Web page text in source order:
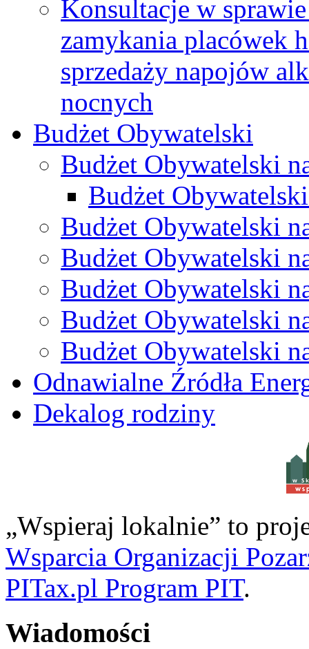
Konsultacje w
zamykania placówek
sprzedaży napojów
nocnych
Budżet Obywatelski
Budżet Obywatelski
Budżet
Budżet Obywatelski
Budżet Obywatelski
Budżet Obywatelski
Budżet Obywatelski
Budżet Obywatelski
Odnawialne Źródła
Dekalog rodziny
w
„Wspieraj lokalnie” to
Wsparcia Organizacji
PITax.pl Program PIT.
Wiadomości